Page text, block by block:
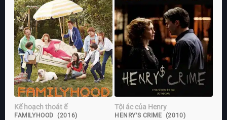
Kế hoạch thoát ế
FAMILYHOOD (2016)
Tội ác của Henry
HENRY'S CRIME (2010)